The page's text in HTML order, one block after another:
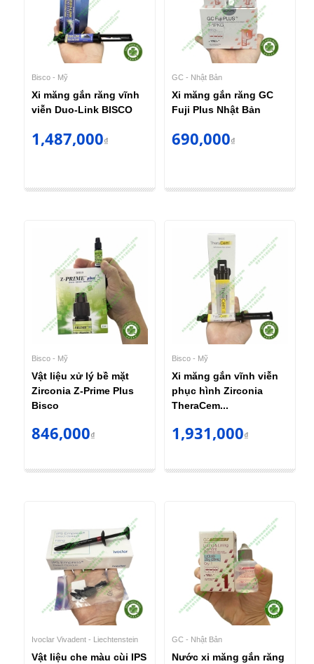
Bisco - Mỹ
Xi măng gắn răng vĩnh
viễn Duo-Link BISCO
1,487,000₫
GC - Nhật Bản
Xi măng gắn răng GC
Fuji Plus Nhật Bản
690,000₫
Bisco - Mỹ
Vật liệu xử lý bề mặt
Zirconia Z-Prime Plus
Bisco
846,000₫
Bisco - Mỹ
Xi măng gắn vĩnh viễn
phục hình Zirconia
TheraCem...
1,931,000₫
Ivoclar Vivadent - Liechtenstein
Vật liệu che màu cùi IPS
GC - Nhật Bản
Nước xi măng gắn răng